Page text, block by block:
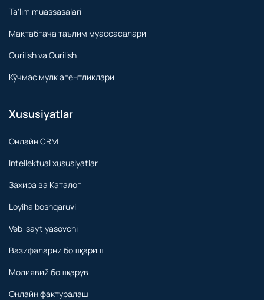
Ta'lim muassasalari
Мактабгача таълим муассасалари
Qurilish va Qurilish
Кўчмас мулк агентликлари
Xususiyatlar
Онлайн CRM
Intellektual xususiyatlar
Захира ва Каталог
Loyiha boshqaruvi
Veb-sayt yasovchi
Вазифаларни бошқариш
Молиявий бошқарув
Онлайн фактуралаш